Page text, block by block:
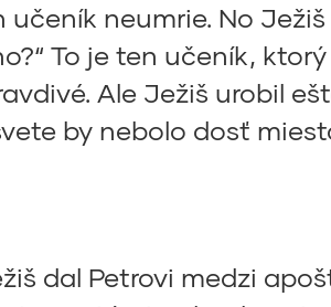
neumrie. No
To je ten učeník,
Ale Ježiš urobil
by nebolo dosť
dal Petrovi medzi